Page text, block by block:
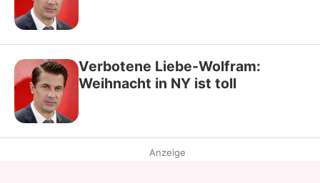
Verbotene Liebe-Wolfram:
Weihnacht in NY ist toll
Anzeige